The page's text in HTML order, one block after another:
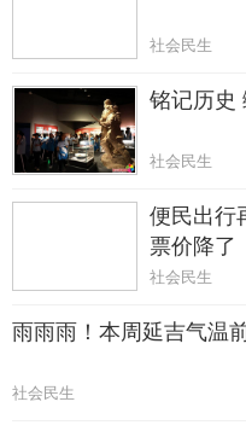
社会民生
铭记历史
社会民生
便民出行
票价降了
社会民生
雨雨雨！本周延吉气温
社会民生